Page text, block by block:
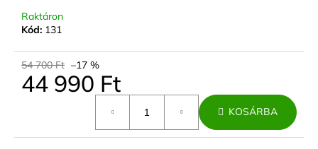
Raktáron
Kód: 131
54 700 Ft –17 %
44 990 Ft
KOSÁRBA